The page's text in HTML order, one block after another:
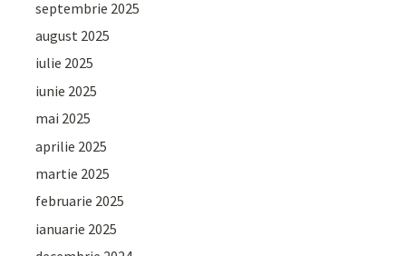
septembrie 2025
august 2025
iulie 2025
iunie 2025
mai 2025
aprilie 2025
martie 2025
februarie 2025
ianuarie 2025